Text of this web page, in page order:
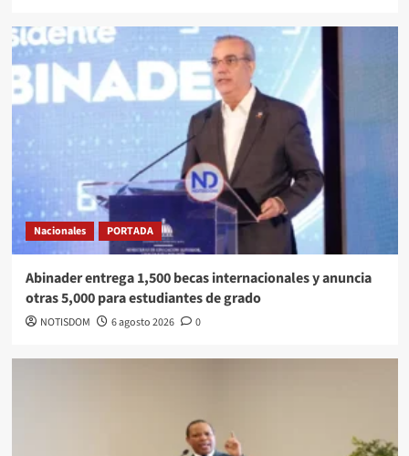
Nacionales PORTADA
Abinader entrega 1,500 becas internacionales y anuncia
otras 5,000 para estudiantes de grado
NOTISDOM 6 agosto 2026 0